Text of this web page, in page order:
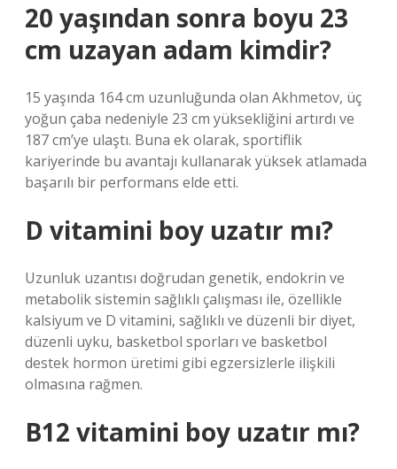
20 yaşından sonra boyu 23
cm uzayan adam kimdir?
15 yaşında 164 cm uzunluğunda olan Akhmetov, üç
yoğun çaba nedeniyle 23 cm yüksekliğini artırdı ve
187 cm’ye ulaştı. Buna ek olarak, sportiflik
kariyerinde bu avantajı kullanarak yüksek atlamada
başarılı bir performans elde etti.
D vitamini boy uzatır mı?
Uzunluk uzantısı doğrudan genetik, endokrin ve
metabolik sistemin sağlıklı çalışması ile, özellikle
kalsiyum ve D vitamini, sağlıklı ve düzenli bir diyet,
düzenli uyku, basketbol sporları ve basketbol
destek hormon üretimi gibi egzersizlerle ilişkili
olmasına rağmen.
B12 vitamini boy uzatır mı?